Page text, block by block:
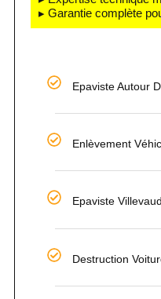
▸ Garantie complète
Epaviste Autour
Enlèvement
Epaviste
Destruction